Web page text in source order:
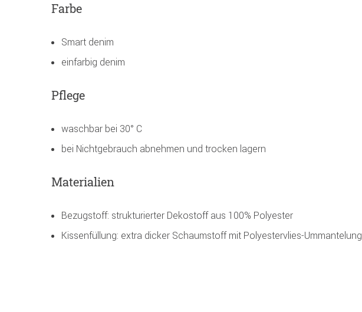
Farbe
Smart denim
einfarbig denim
Pflege
waschbar bei 30° C
bei Nichtgebrauch abnehmen und trocken lagern
Materialien
Bezugstoff: strukturierter Dekostoff aus 100% Polyester
Kissenfüllung: extra dicker Schaumstoff mit Polyestervlies-Ummantelung